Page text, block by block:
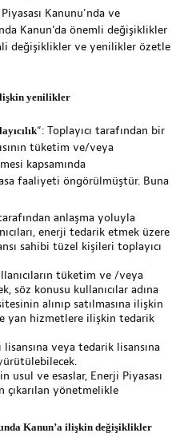
Kanunu’nda ve
Kanun’da önemli değişiklikler
değişiklikler ve yenilikler özetle
yenilikler
“: Toplayıcı tarafından bir
tüketim ve/veya
kapsamında
faaliyeti öngörülmüştür. Buna
tarafından anlaşma yoluyla
enerji tedarik etmek üzere
sahibi tüzel kişileri toplayıcı
tüketim ve /veya
söz konusu kullanıcılar adına
alınıp satılmasına ilişkin
yan hizmetlere ilişkin tedarik
lisansına veya tedarik lisansına
usul ve esaslar, Enerji Piyasası
çıkarılan yönetmelikle
Kanun’a ilişkin değişiklikler